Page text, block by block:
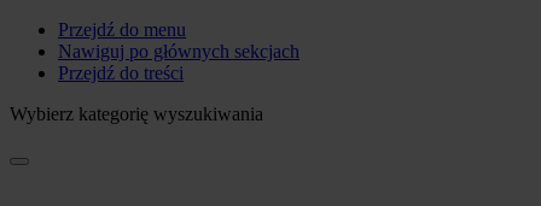
Przejdź do menu
Nawiguj po głównych sekcjach
Przejdź do treści
Wybierz kategorię wyszukiwania